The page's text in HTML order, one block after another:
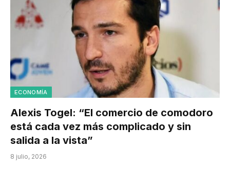
ECONOMÍA
Alexis Togel: “El comercio de comodoro
está cada vez más complicado y sin
salida a la vista”
8 julio, 2026